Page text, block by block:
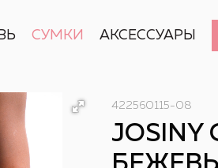
СУМКИ АКСЕССУАРЫ
422560115-08